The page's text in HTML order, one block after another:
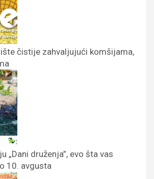
čistije zahvaljujući komšijama,
„Dani druženja”, evo šta vas
10. avgusta